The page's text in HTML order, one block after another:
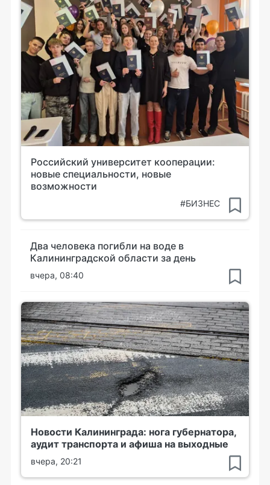
Российский университет кооперации:
новые специальности, новые
возможности
#БИЗНЕС
Два человека погибли на воде в
Калининградской области за день
вчера, 08:40
Новости Калининграда: нога губернатора,
аудит транспорта и афиша на выходные
вчера, 20:21